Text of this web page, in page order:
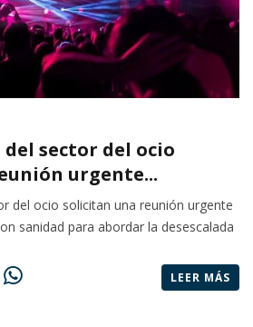
sector del ocio
urgente...
del ocio solicitan una reunión urgente
sanidad para abordar la desescalada
LEER MÁS